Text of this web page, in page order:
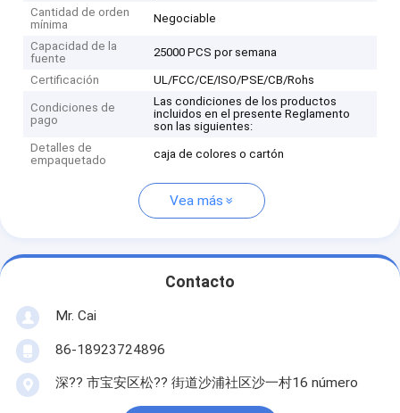
Cantidad de orden
mínima
Negociable
Capacidad de la
fuente
25000 PCS por semana
Certificación UL/FCC/CE/ISO/PSE/CB/Rohs
Condiciones de
pago
Las condiciones de los productos
incluidos en el presente Reglamento
son las siguientes:
Detalles de
empaquetado
caja de colores o cartón
Vea más
Contacto
Mr. Cai
86-18923724896
深?? 市宝安区松?? 街道沙浦社区沙一村16 número